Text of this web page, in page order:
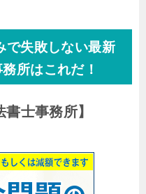
で失敗しない最新
所はこれだ！
書士事務所】